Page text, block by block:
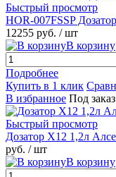
Быстрый просмотр
HOR-007FSSP
12255 руб. / шт
В корзину
Подробнее
Купить в 1 клик
В избранное Под заказ
Быстрый просмотр
Дозатор X12 1,2л
руб. / шт
В корзину